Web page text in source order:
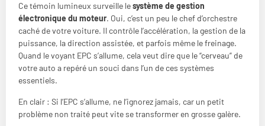
Ce témoin lumineux surveille lesystème de gestion
électronique du moteur. Oui, c’est un peu le chef d’orchestre
caché de votre voiture. Il contrôle l’accélération, la gestion de la
puissance, la direction assistée, et parfois même le freinage.
Quand le voyant EPC s’allume, cela veut dire que le “cerveau” de
votre auto a repéré un souci dans l’un de ces systèmes
essentiels.
En clair : Si l’EPC s’allume, ne l’ignorez jamais, car un petit
problème non traité peut vite se transformer en grosse galère.